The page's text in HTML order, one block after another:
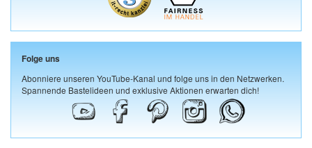
Folge uns
Abonniere unseren YouTube-Kanal und folge uns in den Netzwerken.
Spannende Bastelideen und exklusive Aktionen erwarten dich!